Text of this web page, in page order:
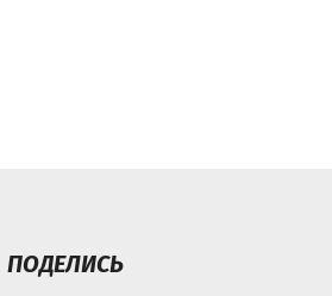
ПОДЕЛИСЬ